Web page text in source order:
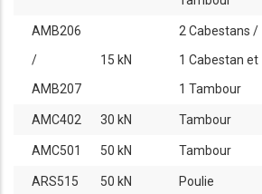
AMB206
/
AMB207
15 kN
2 Cabestans /
1 Cabestan et
1 Tambour
AMC402 30 kN Tambour
AMC501 50 kN Tambour
ARS515 50 kN Poulie